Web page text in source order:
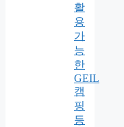
활
용
가
능
한
GEIL
캠
핑
등